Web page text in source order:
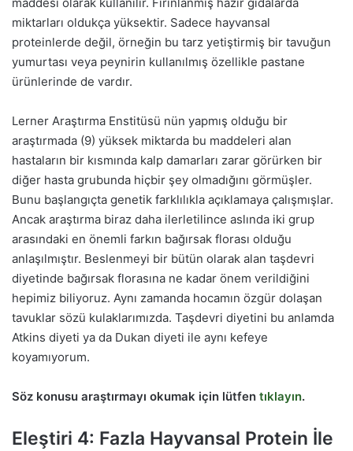
maddesi olarak kullanılır. Fırınlanmış hazır gıdalarda
miktarları oldukça yüksektir. Sadece hayvansal
proteinlerde değil, örneğin bu tarz yetiştirmiş bir tavuğun
yumurtası veya peynirin kullanılmış özellikle pastane
ürünlerinde de vardır.
Lerner Araştırma Enstitüsü nün yapmış olduğu bir
araştırmada (9) yüksek miktarda bu maddeleri alan
hastaların bir kısmında kalp damarları zarar görürken bir
diğer hasta grubunda hiçbir şey olmadığını görmüşler.
Bunu başlangıçta genetik farklılıkla açıklamaya çalışmışlar.
Ancak araştırma biraz daha ilerletilince aslında iki grup
arasındaki en önemli farkın bağırsak florası olduğu
anlaşılmıştır. Beslenmeyi bir bütün olarak alan taşdevri
diyetinde bağırsak florasına ne kadar önem verildiğini
hepimiz biliyoruz. Aynı zamanda hocamın özgür dolaşan
tavuklar sözü kulaklarımızda. Taşdevri diyetini bu anlamda
Atkins diyeti ya da Dukan diyeti ile aynı kefeye
koyamıyorum.
Söz konusu araştırmayı okumak için lütfen tıklayın.
Eleştiri 4: Fazla Hayvansal Protein İle